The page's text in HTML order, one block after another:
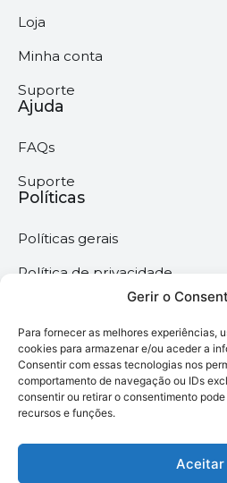
Gerir o
Para fornecer as melhores experiências,
cookies para armazenar e/ou aceder a
Consentir com essas tecnologias nos
comportamento de navegação ou IDs
consentir ou retirar o consentimento
recursos e funções.
Aceitar
Loja
Minha conta
Suporte
Ajuda
FAQs
Suporte
Políticas
Políticas gerais
Política de privacidade
Termos & Condições
Política de cookies
Megaimprime © 2025 |
Todos os Direitos